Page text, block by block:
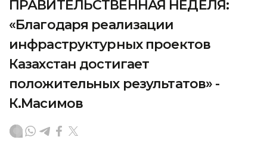
ПРАВИТЕЛЬСТВЕННАЯ НЕДЕЛЯ:
«Благодаря реализации
инфраструктурных проектов
Казахстан достигает
положительных результатов» -
К.Масимов